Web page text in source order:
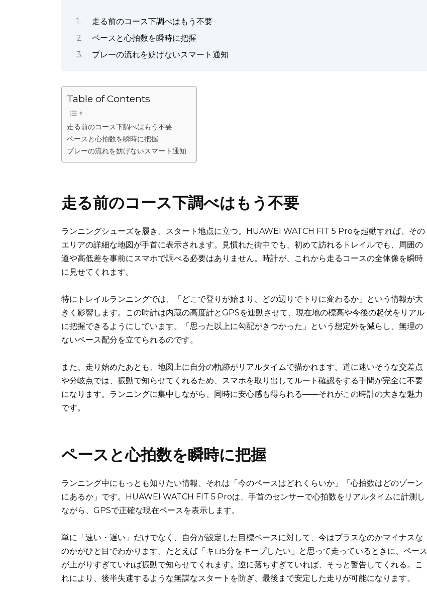
b
o
o
r
st t
dI
n
A
p k
走る前のコース下調べはもう不要
ペースと心拍数を瞬時に把握
プレーの流れを妨げないスマート通知
Table of Contents
走る前のコース下調べはもう不要
ペースと心拍数を瞬時に把握
プレーの流れを妨げないスマート通知
走る前のコース下調べはもう不要
ランニングシューズを履き、スタート地点に立つ。HUAWEI WATCH FIT 5 Proを起動すれば、その
エリアの詳細な地図が手首に表示されます。見慣れた街中でも、初めて訪れるトレイルでも、周囲の
道や高低差を事前にスマホで調べる必要はありません。時計が、これから走るコースの全体像を瞬時
に見せてくれます。
特にトレイルランニングでは、「どこで登りが始まり、どの辺りで下りに変わるか」という情報が大
きく影響します。この時計は内蔵の高度計とGPSを連動させて、現在地の標高や今後の起伏をリアル
に把握できるようにしています。「思った以上に勾配がきつかった」という想定外を減らし、無理の
ないペース配分を立てられるのです。
また、走り始めたあとも、地図上に自分の軌跡がリアルタイムで描かれます。道に迷いそうな交差点
や分岐点では、振動で知らせてくれるため、スマホを取り出してルート確認をする手間が完全に不要
になります。ランニングに集中しながら、同時に安心感も得られる――それがこの時計の大きな魅力
です。
ペースと心拍数を瞬時に把握
ランニング中にもっとも知りたい情報、それは「今のペースはどれくらいか」「心拍数はどのゾーン
にあるか」です。HUAWEI WATCH FIT 5 Proは、手首のセンサーで心拍数をリアルタイムに計測し
ながら、GPSで正確な現在ペースを表示します。
単に「速い・遅い」だけでなく、自分が設定した目標ペースに対して、今はプラスなのかマイナスな
のかがひと目でわかります。たとえば「キロ5分をキープしたい」と思って走っているときに、ペース
が上がりすぎていれば振動で知らせてくれます。逆に落ちすぎていれば、そっと警告してくれる。こ
れにより、後半失速するような無謀なスタートを防ぎ、最後まで安定した走りが可能になります。